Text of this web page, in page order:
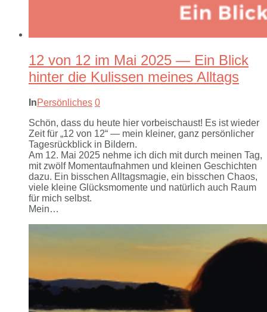
12 von 12 im Mai 2025 — Ein Blick
hinter die Kulissen meines Alltags
InPersönliches 0
Schön, dass du heute hier vorbeischaust! Es ist wieder
Zeit für „12 von 12“ — mein kleiner, ganz persönlicher
Tagesrückblick in Bildern.
Am 12. Mai 2025 nehme ich dich mit durch meinen Tag,
mit zwölf Momentaufnahmen und kleinen Geschichten
dazu. Ein bisschen Alltagsmagie, ein bisschen Chaos,
viele kleine Glücksmomente und natürlich auch Raum
für mich selbst.
Mein…